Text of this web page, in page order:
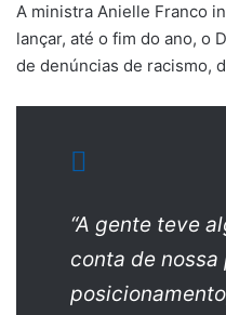
A ministra Anielle Franco
lançar, até o fim do ano, o
de denúncias de racismo,
“A gente teve
conta de nossa